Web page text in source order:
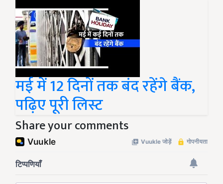
मई में 12 दिनों तक बंद रहेंगे बैंक,
पढ़िए पूरी लिस्ट
Share your comments